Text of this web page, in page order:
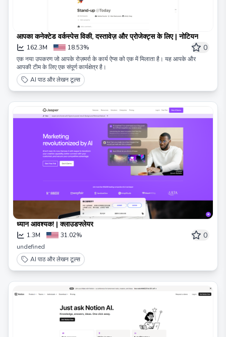
आपका कनेक्टेड वर्कस्पेस विकी, दस्तावेज़ और प्रोजेक्ट्स के लिए | नोटियन
162.3M 18.53% 0
एक नया उपकरण जो आपके रोज़मर्रा के कार्य ऐप्स को एक में मिलाता है। यह आपके और
आपकी टीम के लिए एक संपूर्ण कार्यक्षेत्र है।
AI पाठ और लेखन टूल्स
ध्यान आवश्यक! | क्लाउडफ्लेयर
1.3M 31.02% 0
undefined
AI पाठ और लेखन टूल्स